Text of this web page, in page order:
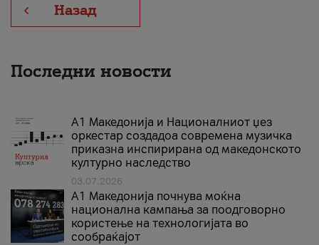
Назад
Последни новости
А1 Македонија и Националниот џез
оркестар создадоа современа музичка
приказна инспирирана од македонското
културно наследство
03.07.2026
A1 Македонија почнува моќна
национална кампања за поодговорно
користење на технологијата во
сообраќајот